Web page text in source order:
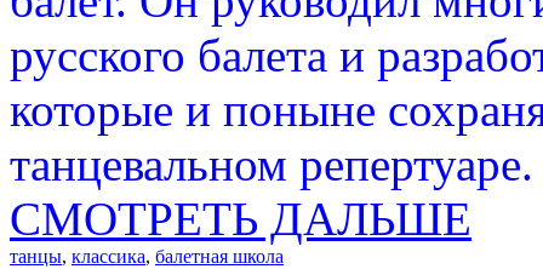
русского балета и
которые и поныне
танцевальном репертуаре.
СМОТРЕТЬ ДАЛЬШЕ
танцы, классика, балетная школа